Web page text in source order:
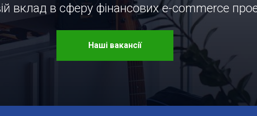
вклад в сферу фінансових e-commerce
Наші вакансії